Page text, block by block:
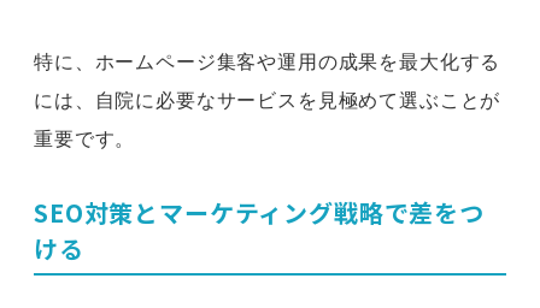
特に、ホームページ集客や運用の成果を最大化する
には、自院に必要なサービスを見極めて選ぶことが
重要です。
SEO対策とマーケティング戦略で差をつ
ける